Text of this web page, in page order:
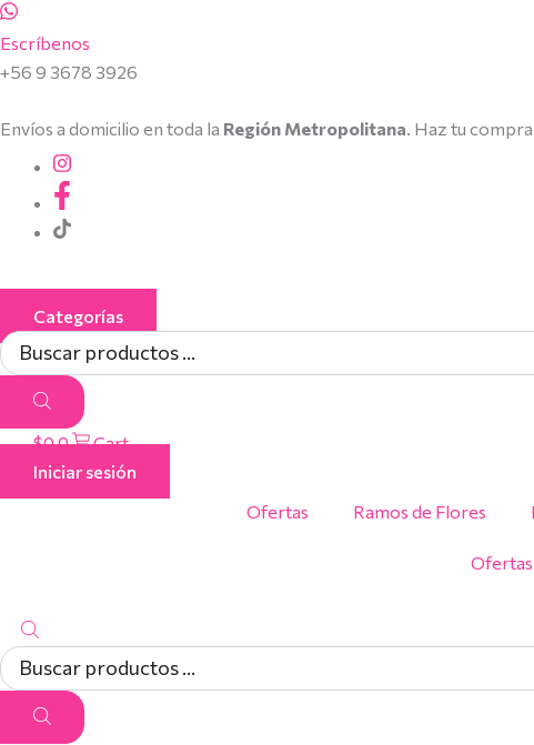
Ir
al
contenido
Escríbenos
+56 9 3678 3926
Envíos a domicilio en toda la Región Metropolitana. Haz tu
Categorías
Búsqueda
productos
$00
Cart
Iniciar sesión
Ofertas
Ramos de Flores
Ofertas
Búsqueda
productos
Búsqueda
productos